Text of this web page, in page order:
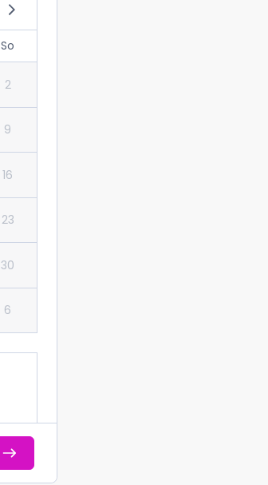
So
2
9
16
23
30
6